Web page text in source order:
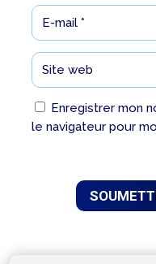
Enregistrer mon
le navigateur pour